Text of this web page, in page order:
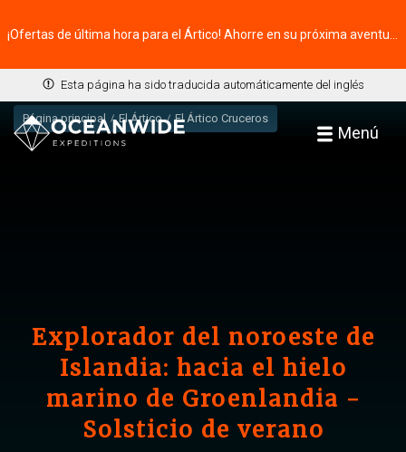
Esta página ha sido traducida automáticamente del inglés
Menú
Página principal El Ártico El Ártico Cruceros
Explorador del noroeste de
Islandia: hacia el hielo
marino de Groenlandia -
Solsticio de verano